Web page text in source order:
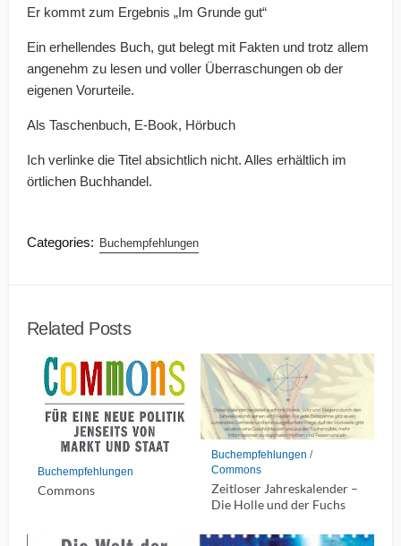
Er kommt zum Ergebnis „Im Grunde gut“
Ein erhellendes Buch, gut belegt mit Fakten und trotz allem
angenehm zu lesen und voller Überraschungen ob der
eigenen Vorurteile.
Als Taschenbuch, E-Book, Hörbuch
Ich verlinke die Titel absichtlich nicht. Alles erhältlich im
örtlichen Buchhandel.
Categories: Buchempfehlungen
Related Posts
Buchempfehlungen
Commons
Buchempfehlungen /
Commons
Zeitloser Jahreskalender –
Die Holle und der Fuchs